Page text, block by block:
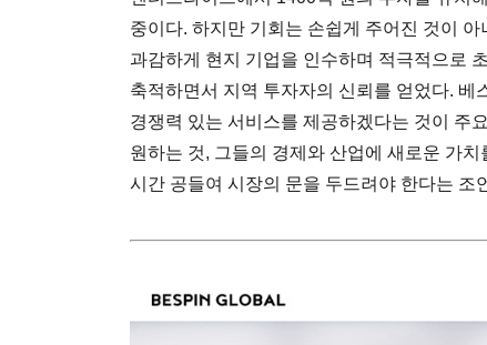
중이다. 하지만 기회는 손쉽게 주어진 것이
과감하게 현지 기업을 인수하며 적극적으로
축적하면서 지역 투자자의 신뢰를 얻었다. 베
경쟁력 있는 서비스를 제공하겠다는 것이 주
원하는 것, 그들의 경제와 산업에 새로운 가
시간 공들여 시장의 문을 두드려야 한다는 조